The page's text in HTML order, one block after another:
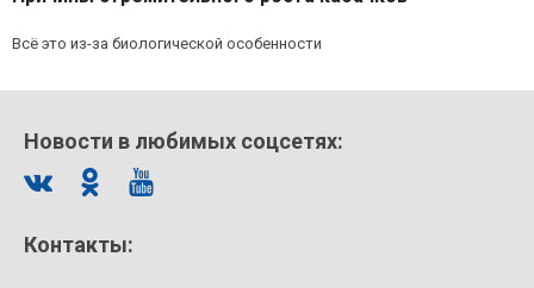
Всё это из-за биологической особенности
Новости в любимых соцсетях:
Контакты: